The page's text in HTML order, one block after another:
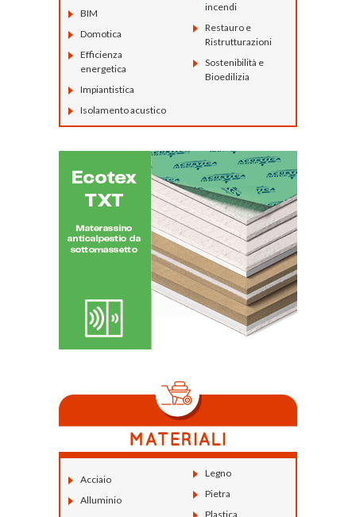
BIM
Domotica
Efficienza
energetica
Impiantistica
Isolamento acustico
incendi
Restauro e
Ristrutturazioni
Sostenibilità e
Bioedilizia
Acciaio
Alluminio
Legno
Pietra
Plastica